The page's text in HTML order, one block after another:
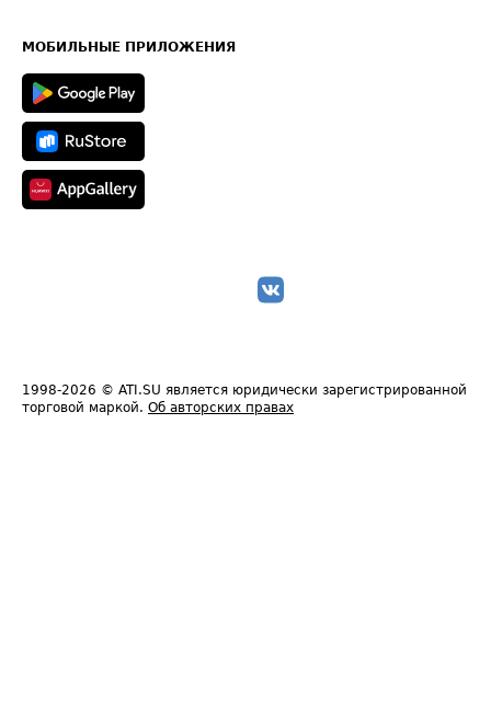
Техническая информация
МОБИЛЬНЫЕ ПРИЛОЖЕНИЯ
1998-2026 © ATI.SU является юридически зарегистрированной
торговой маркой. Об авторских правах